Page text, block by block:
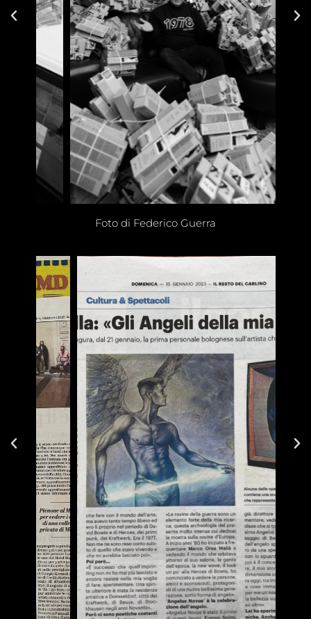
Foto di Federico Guerra